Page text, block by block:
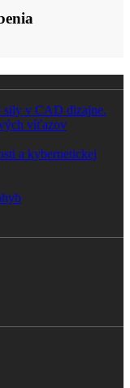
sily v CAD dizajne.
víťazov
a kybernetickej